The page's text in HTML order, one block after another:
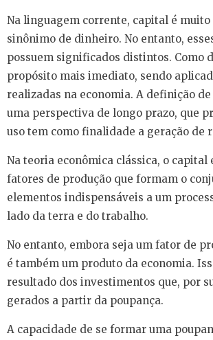
Na linguagem corrente, capital é muito
sinônimo de dinheiro. No entanto,
possuem significados distintos. Como
propósito mais imediato, sendo
realizadas na economia. A definição
uma perspectiva de longo prazo, que
uso tem como finalidade a geração de
Na teoria econômica clássica, o capital
fatores de produção que formam o
elementos indispensáveis a um
lado da terra e do trabalho.
No entanto, embora seja um fator de
é também um produto da economia.
resultado dos investimentos que, por
gerados a partir da poupança.
A capacidade de se formar uma